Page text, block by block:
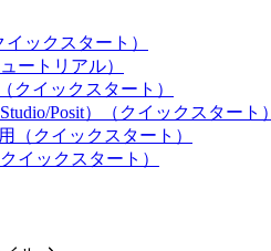
ックスタート）
ートリアル）
クイックスタート）
Posit）（クイックスタート）
（クイックスタート）
イックスタート）